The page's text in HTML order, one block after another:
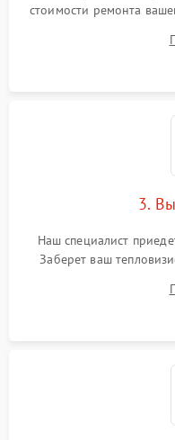
стоимости ремонта
3.
Наш специалист
Заберет ваш